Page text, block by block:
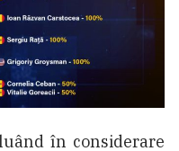
în considerare